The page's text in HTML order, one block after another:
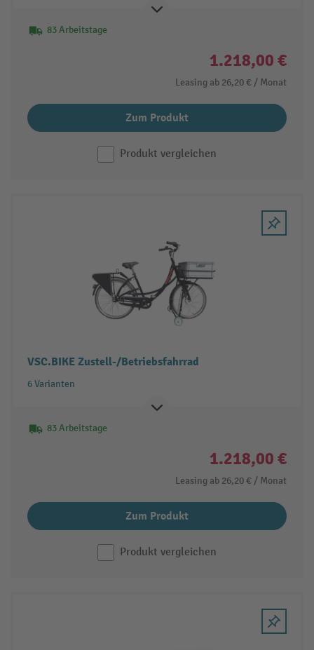
83 Arbeitstage
1.218,00 €
Leasing ab 26,20 € / Monat
Zum Produkt
Produkt vergleichen
VSC.BIKE Zustell-/Betriebsfahrrad
6 Varianten
83 Arbeitstage
1.218,00 €
Leasing ab 26,20 € / Monat
Zum Produkt
Produkt vergleichen